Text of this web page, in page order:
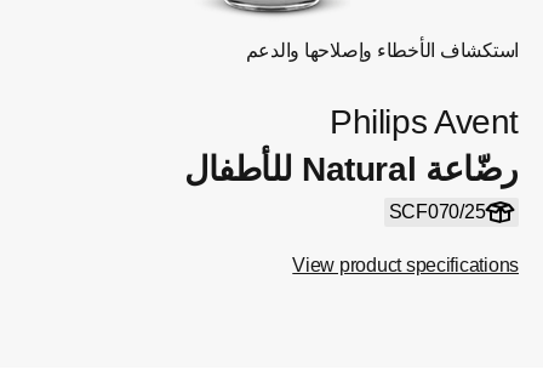
استكشاف الأخطاء وإصلاحها والدعم
Philips Avent
رضّاعة Natural للأطفال
SCF070/25
View product specifications